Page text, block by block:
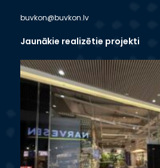
buvkon@buvkon.lv
Jaunākie realizētie projekti